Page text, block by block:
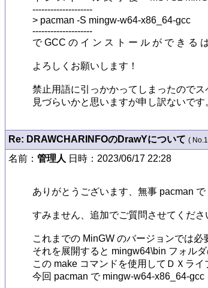
--------------------
> pacman -S mingw-w64-x86_64-gcc
--------------------
で GCC の イ ン ス ト ー ル が で き る
よろしくお願いします！
禁止用語に引っかかってしまったのでス
見づらいかと思いますが申し訳ないです
Re: DRAWCHARINFOのDrawYについて (
名前： 管理人 日時：2023/06/17 22:28
ありがとうございます、無事 pacman
すみません、追加でご質問させてくださ
これまでの MinGW のバージョンでは必
それを展開すると mingw64\bin フォル
この make コマンドを使用してＤＸラ
今回 pacman で mingw-w64-x86_64-